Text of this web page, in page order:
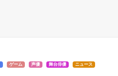
ゲーム 声優 舞台俳優 ニュース